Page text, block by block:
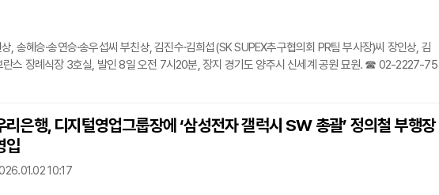
혜승·송연승·송우섭씨 부친상, 김진수·김희섭(SK SUPEX추구협의회 PR팀 부사장)씨 장인상, 김
스 장례식장 3호실, 발인 8일 오전 7시20분, 장지 경기도 양주시 신세계 공원 묘원. ☎ 02-2227-75
리은행, 디지털영업그룹장에 ‘삼성전자 갤럭시 SW 총괄’ 정의철 부행장
입
10:17